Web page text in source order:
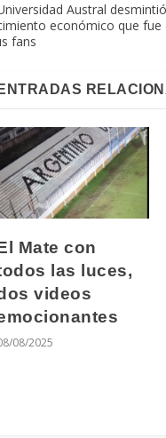
Austral
económico que
fans
ENTRADAS
Mate con
las luces,
videos
08/2025